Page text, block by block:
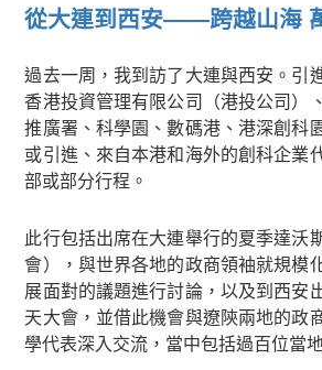
從大連到西安——跨越山海
過去一周，我到訪了大連與西安。引
香港投資管理有限公司（港投公司）
推廣署、科學園、數碼港、港深創科
或引進、來自本港和海外的創科企業
部或部分行程。
此行包括出席在大連舉行的夏季達沃
會），與世界各地的政商領袖就規模
展面對的議題進行討論，以及到西安
天大會，並借此機會與遼陝兩地的政
學代表深入交流，當中包括過百位當